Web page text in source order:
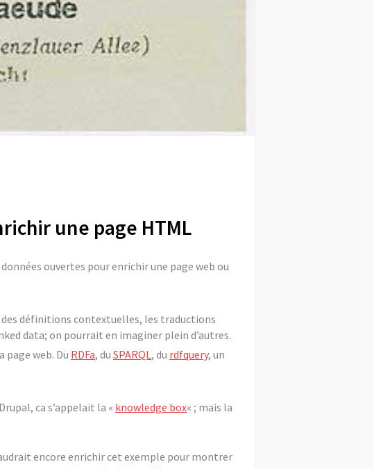
une page HTML
ouvertes pour enrichir une page web ou
des définitions contextuelles, les traductions
data; on pourrait en imaginer plein d’autres.
web. Du RDFa, du SPARQL, du rdfquery, un
ca s’appelait la « knowledge box« ; mais la
encore enrichir cet exemple pour montrer